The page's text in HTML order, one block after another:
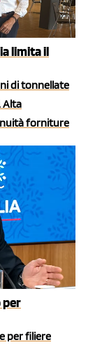
limita il
di tonnellate
Alta
forniture
per
per filiere